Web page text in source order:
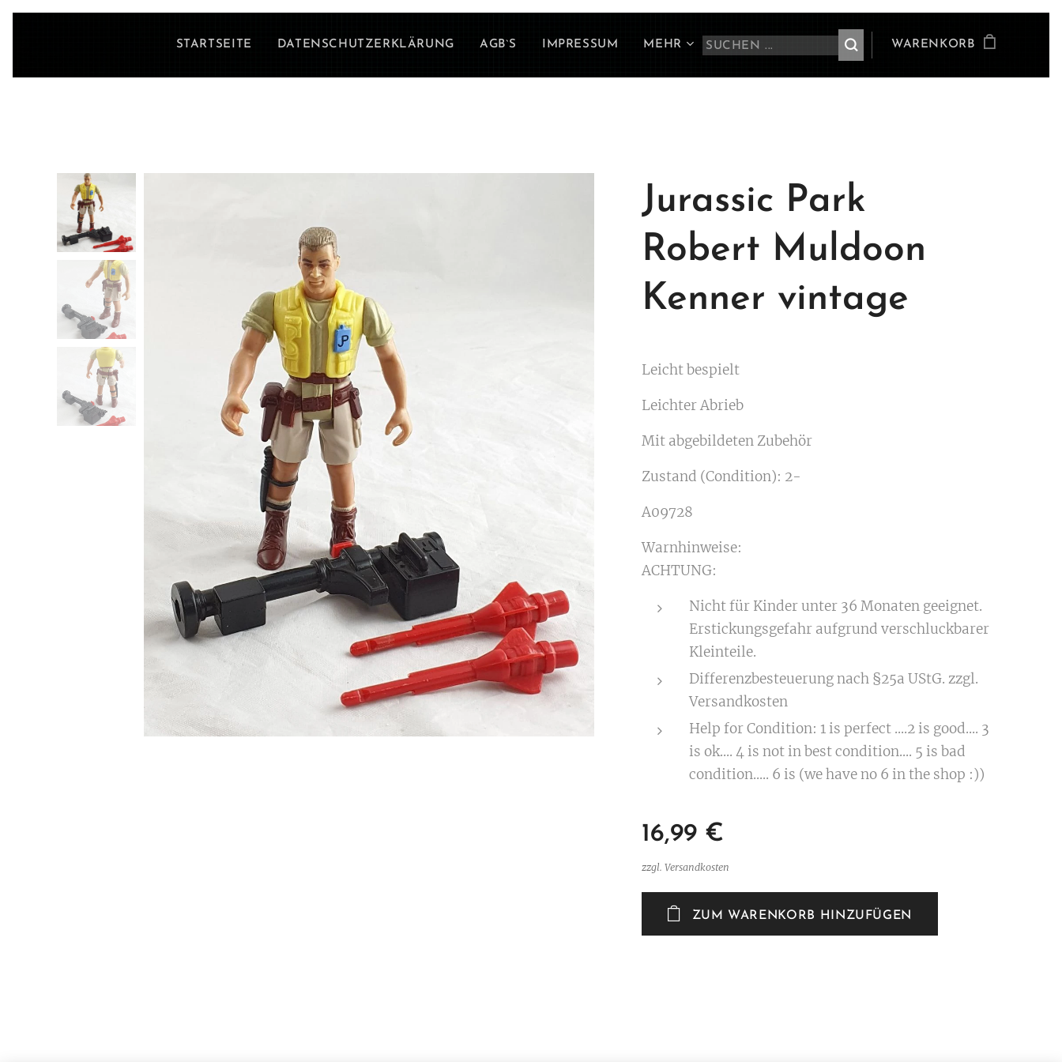
STARTSEITE DATENSCHUTZERKLÄRUNG AGB`S IMPRESSUM MEHR WARENKORB
Jurassic Park
Robert Muldoon
Kenner vintage
Leicht bespielt
Leichter Abrieb
Mit abgebildeten Zubehör
Zustand (Condition): 2-
A09728
Warnhinweise:
ACHTUNG:
Nicht für Kinder unter 36 Monaten geeignet.
Erstickungsgefahr aufgrund verschluckbarer
Kleinteile.
Differenzbesteuerung nach §25a UStG. zzgl.
Versandkosten
Help for Condition: 1 is perfect ....2 is good.... 3
is ok.... 4 is not in best condition.... 5 is bad
condition..... 6 is (we have no 6 in the shop :))
16,99 €
zzgl. Versandkosten
ZUM WARENKORB HINZUFÜGEN